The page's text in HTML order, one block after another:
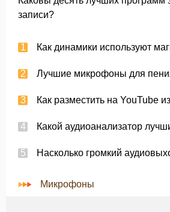
записи?
Какой аудиоанализатор
Насколько громкий
Микрофоны